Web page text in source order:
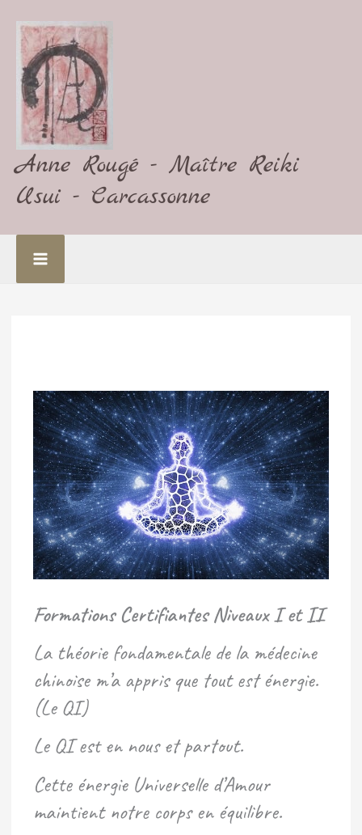
contenu
Anne Rougé - Maître Reiki
Usui - Carcassonne
Formations Certifiantes Niveaux I et II
La théorie fondamentale de la médecine
chinoise m’a appris que tout est énergie.
(Le QI)
Le QI est en nous et partout.
Cette énergie Universelle d’Amour
maintient notre corps en équilibre.